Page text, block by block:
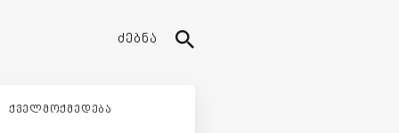
ᲫᲔᲑᲜᲐ
ᲥᲕᲔᲚᲛᲝᲥᲛᲔᲓᲔᲑᲐ